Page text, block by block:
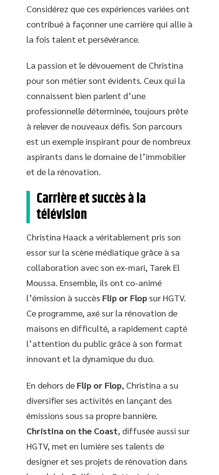
Considérez que ces expériences variées ont
contribué à façonner une carrière qui allie à
la fois talent et persévérance.
La passion et le dévouement de Christina
pour son métier sont évidents. Ceux qui la
connaissent bien parlent d’une
professionnelle déterminée, toujours prête
à relever de nouveaux défis. Son parcours
est un exemple inspirant pour de nombreux
aspirants dans le domaine de l’immobilier
et de la rénovation.
Carrière et succès à la
télévision
Christina Haack a véritablement pris son
essor sur la scène médiatique grâce à sa
collaboration avec son ex-mari, Tarek El
Moussa. Ensemble, ils ont co-animé
l’émission à succès Flip or Flop sur HGTV.
Ce programme, axé sur la rénovation de
maisons en difficulté, a rapidement capté
l’attention du public grâce à son format
innovant et la dynamique du duo.
En dehors de Flip or Flop, Christina a su
diversifier ses activités en lançant des
émissions sous sa propre bannière.
Christina on the Coast, diffusée aussi sur
HGTV, met en lumière ses talents de
designer et ses projets de rénovation dans